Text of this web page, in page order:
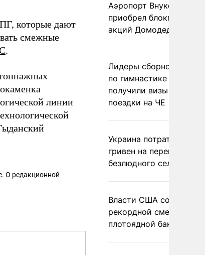
которые дают
смежные
.
линии
О редакционной
Аэропорт Внуково
приобрел блокпакет
акций Домодедово
Лидеры сборной
по гимнастике не
получили визы для
поездки на ЧЕ
Украина потратила 1
гривен на
безлюдного села
Власти США сообщили
рекордной смертности
плотоядной бактерии